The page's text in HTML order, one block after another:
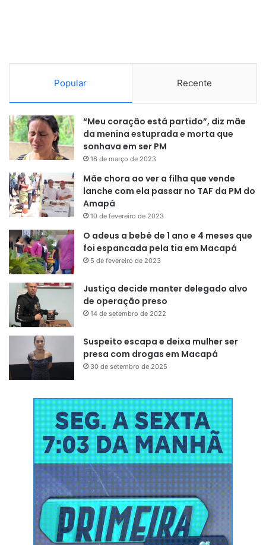
Ambiente de Macapá estarão em campo para mapear os
pontos críticos e identificar as árvores com risco de queda,
principalmente as que possam atingir a rede elétrica.
Caso tenha interesse em solicitar a autorização de poda, o
documento pode ser emitido de maneira online pelo site
da prefeitura ou presencialmente no prédio da Semam,
localizado em frente à Praça Floriano Peixoto.
Imagens:Paulo Leal
Popular Recente
“Meu coração está partido”, diz mãe
da menina estuprada e morta que
sonhava em ser PM
16 de março de 2023
Mãe chora ao ver a filha que vende
lanche com ela passar no TAF da PM do
Amapá
10 de fevereiro de 2023
O adeus a bebê de 1 ano e 4 meses que
foi espancada pela tia em Macapá
5 de fevereiro de 2023
Justiça decide manter delegado alvo
de operação preso
14 de setembro de 2022
Suspeito escapa e deixa mulher ser
presa com drogas em Macapá
30 de setembro de 2025